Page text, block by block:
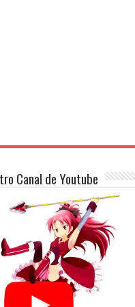
Canal de Youtube